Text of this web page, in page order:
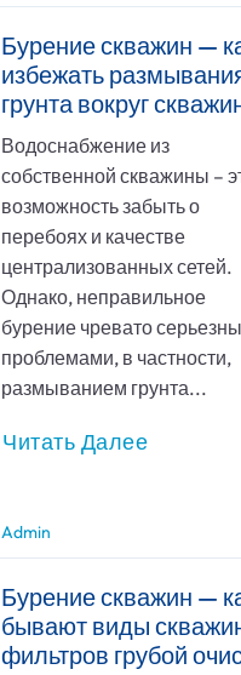
Бурение скважин —
избежать
грунта вокруг
Водоснабжение из
собственной скважины –
возможность забыть о
перебоях и качестве
централизованных сетей.
Однако, неправильное
бурение чревато
проблемами, в частности,
размыванием грунта...
Читать Далее
Admin
Бурение скважин —
бывают виды
фильтров грубой